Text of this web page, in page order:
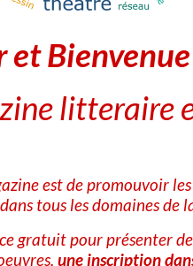
et
litteraire
est de promouvoir
tous les domaines de
gratuit pour présenter
une inscription